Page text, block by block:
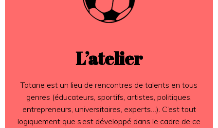
L’atelier
Tatane est un lieu de rencontres de talents en tous
genres (éducateurs, sportifs, artistes, politiques,
entrepreneurs, universitaires, experts…). C’est tout
logiquement que s’est développé dans le cadre de ce